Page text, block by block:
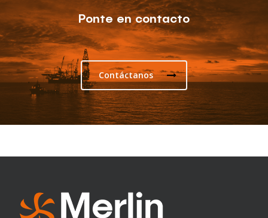
Ponte en contacto
Contáctanos